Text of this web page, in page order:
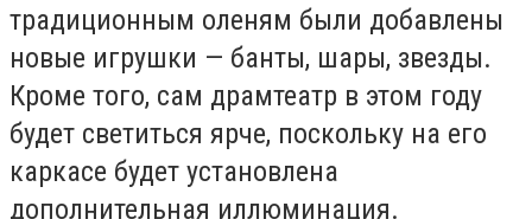
традиционным оленям были добавлены
новые игрушки — банты, шары, звезды.
Кроме того, сам драмтеатр в этом году
будет светиться ярче, поскольку на его
каркасе будет установлена
дополнительная иллюминация.